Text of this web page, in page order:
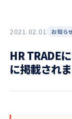
2021.02.01 お知ら
HR TRADE
に掲載され